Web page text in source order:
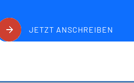
JETZT ANSCHREIBEN